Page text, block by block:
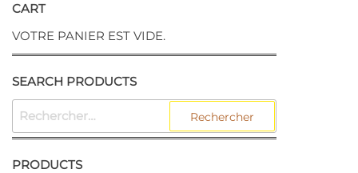
CART
VOTRE PANIER EST VIDE.
SEARCH PRODUCTS
PRODUCTS